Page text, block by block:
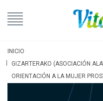
INICIO
GIZARTERAKO (ASOCIACIÓN
ORIENTACIÓN A LA MUJER